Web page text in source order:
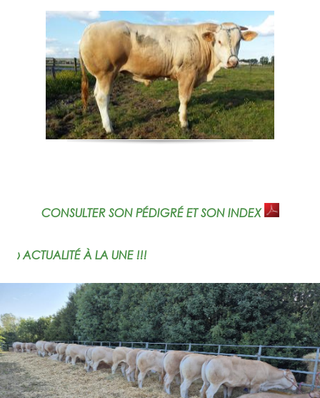
CONSULTER SON PÉDIGRÉ ET SON INDEX
› ACTUALITÉ À LA UNE !!!